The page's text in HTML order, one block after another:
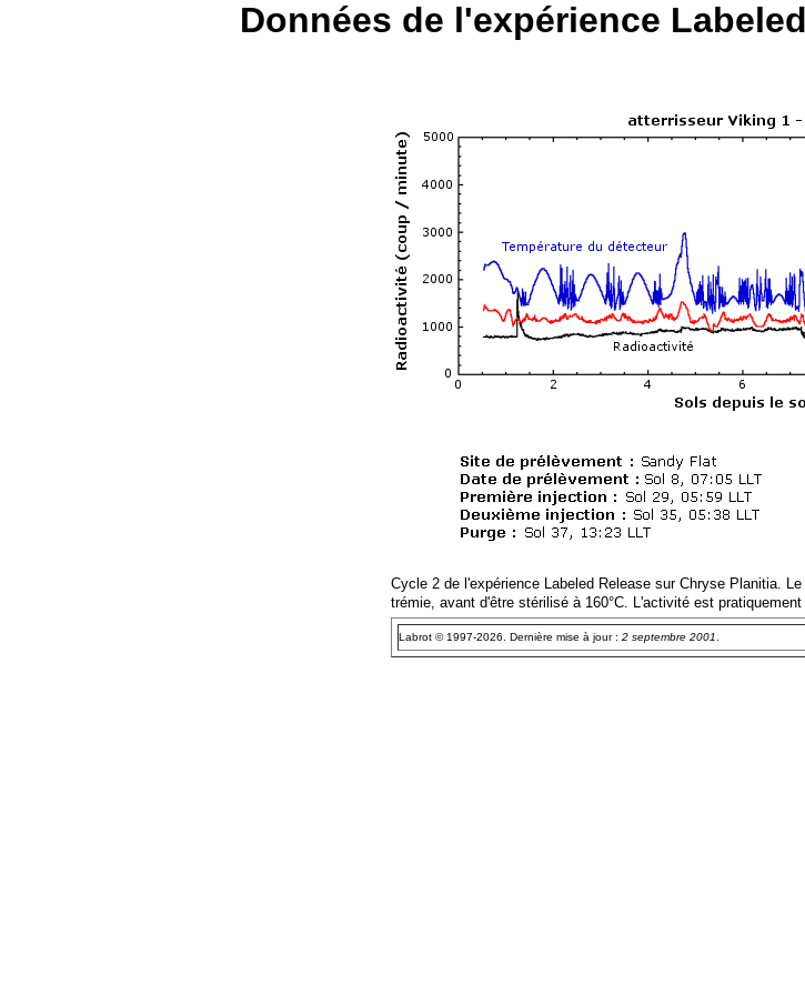
Données de l'expérience
Cycle 2 de l'expérience Labeled Release sur Chryse Planitia.
trémie, avant d'être stérilisé à 160°C. L'activité est
Labrot © 1997-2026. Dernière mise à jour : 2 septembre 2001.